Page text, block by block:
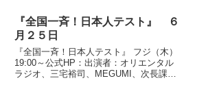
がある光景。「カニ公園」にあるこのス
ベリ台は本来...
『全国一斉！日本人テスト』 ６
月２５日
『全国一斉！日本人テスト』 フジ（木）
19:00～公式HP：出演者：オリエンタル
ラジオ、三宅裕司、MEGUMI、次長課